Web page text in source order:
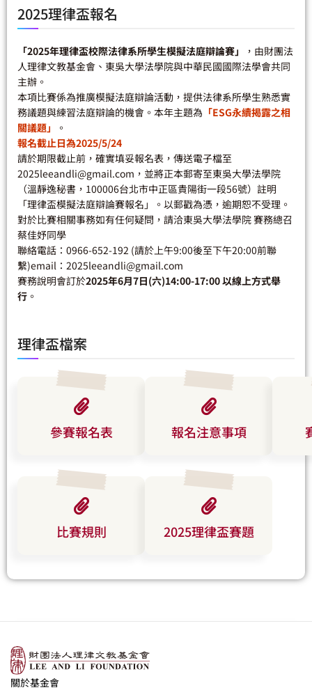
2025理律盃報名
「2025年理律盃校際法律系所學生模擬法庭辯論賽」
，由財團法
人理律文教基金會、東吳大學法學院與中華民國國際法學會共同
主辦。
本項比賽係為推廣模擬法庭辯論活動，提供法律系所學生熟悉實
務議題與練習法庭辯論的機會。本年主題為 「ESG永續揭露之相
關議題」
。
報名截止日為2025/5/24
請於期限截止前，確實填妥報名表，傳送電子檔至
2025leeandli@gmail.com ，並將正本郵寄至東吳大學法學院
（溫靜逸秘書，100006台北市中正區貴陽街一段56號）註明
「理律盃模擬法庭辯論賽報名」。以郵戳為憑，逾期恕不受理。
對於比賽相關事務如有任何疑問，請洽東吳大學法學院 賽務總召
蔡佳妤同學
聯絡電話：0966-652-192 (請於上午9:00後至下午20:00前聯
繫)email： 2025leeandli@gmail.com
賽務說明會訂於2025年6月7日(六)14:00-17:00 以線上方式舉
行 。
理律盃檔案
參賽報名表 報名注意事項
比賽規則 2025理律盃賽題
關於基金會